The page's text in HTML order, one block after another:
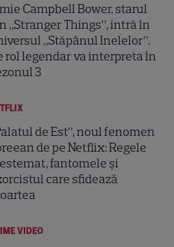
Campbell Bower, starul
„Stranger Things”, intră în
„Stăpânul Inelelor”.
rol legendar va interpreta în
3
de Est”, noul fenomen
de pe Netflix: Regele
fantomele și
care sfidează
VIDEO